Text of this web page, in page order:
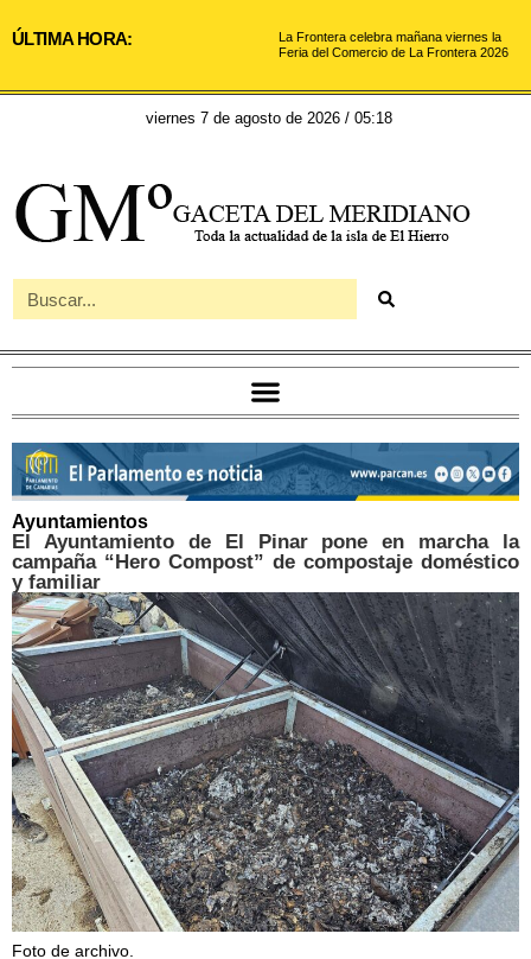
ÚLTIMA HORA:
La Frontera celebra mañana viernes la
Feria del Comercio de La Frontera 2026
viernes 7 de agosto de 2026 / 05:18
Ayuntamientos
El Ayuntamiento de El Pinar pone en marcha la
campaña “Hero Compost” de compostaje doméstico
y familiar
Foto de archivo.